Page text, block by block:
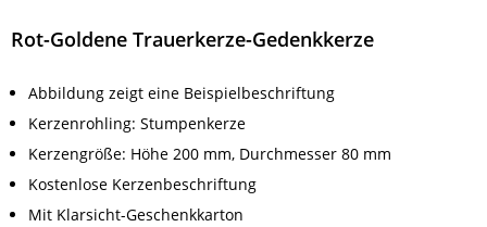
Rot-Goldene Trauerkerze-Gedenkkerze
Abbildung zeigt eine Beispielbeschriftung
Kerzenrohling: Stumpenkerze
Kerzengröße: Höhe 200 mm, Durchmesser 80 mm
Kostenlose Kerzenbeschriftung
Mit Klarsicht-Geschenkkarton